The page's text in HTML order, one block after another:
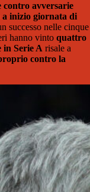
contro avversarie
a inizio giornata di
successo nelle cinque
hanno vinto quattro
Serie A risale a
contro la